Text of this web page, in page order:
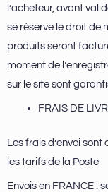
l’acheteur, avant
se réserve le droit de
produits seront
moment de
sur le site sont
FRAIS DE
Les frais d’envoi
les tarifs de la Poste
Envois en FRANCE :